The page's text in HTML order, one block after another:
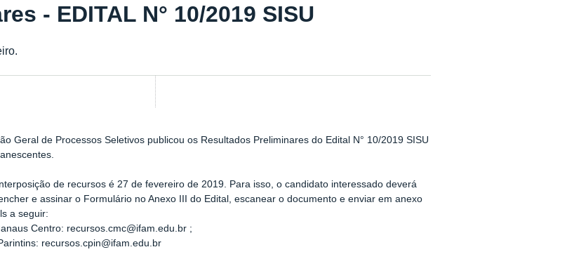
- EDITAL N° 10/2019 SISU
Geral de Processos Seletivos publicou os Resultados Preliminares do Edital N° 10/2019 SISU
de recursos é 27 de fevereiro de 2019. Para isso, o candidato interessado deverá
e assinar o Formulário no Anexo III do Edital, escanear o documento e enviar em anexo
a seguir:
Centro: recursos.cmc@ifam.edu.br ;
recursos.cpin@ifam.edu.br